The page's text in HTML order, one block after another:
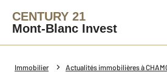
CENTURY 21
Mont-Blanc Invest
Immobilier Actualités immobilières à